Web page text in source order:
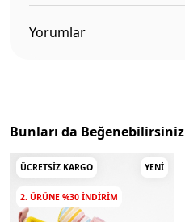
Yorumlar
Bunları da Beğenebilirsiniz
ÜCRETSIZ KARGO YENI
2. ÜRÜNE %30 INDIRIM